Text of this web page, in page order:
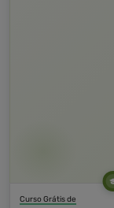
Curso Grátis de